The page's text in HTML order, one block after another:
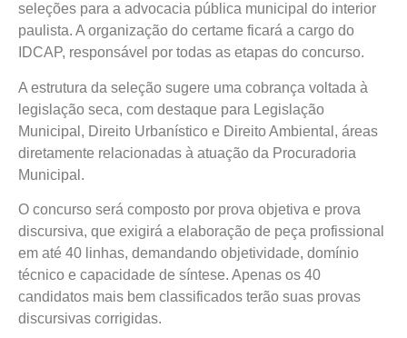
seleções para a advocacia pública municipal do interior
paulista. A organização do certame ficará a cargo do
IDCAP, responsável por todas as etapas do concurso.
A estrutura da seleção sugere uma cobrança voltada à
legislação seca, com destaque para Legislação
Municipal, Direito Urbanístico e Direito Ambiental, áreas
diretamente relacionadas à atuação da Procuradoria
Municipal.
O concurso será composto por prova objetiva e prova
discursiva, que exigirá a elaboração de peça profissional
em até 40 linhas, demandando objetividade, domínio
técnico e capacidade de síntese. Apenas os 40
candidatos mais bem classificados terão suas provas
discursivas corrigidas.